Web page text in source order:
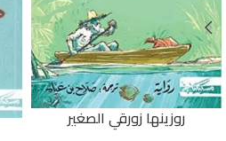
روزينها زورقي الصغير